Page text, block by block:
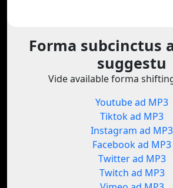
Forma subcinctus
suggestu
Vide available forma
Youtube ad MP3
Tiktok ad MP3
Instagram ad MP3
Facebook ad MP3
Twitter ad MP3
Twitch ad MP3